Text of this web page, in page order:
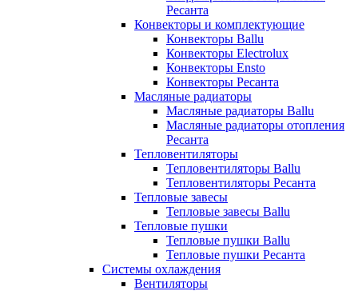
Ресанта
Конвекторы и комплектующие
Конвекторы Ballu
Конвекторы Electrolux
Конвекторы Ensto
Конвекторы Ресанта
Масляные радиаторы
Масляные радиаторы Ballu
Масляные радиаторы отопления
Ресанта
Тепловентиляторы
Тепловентиляторы Ballu
Тепловентиляторы Ресанта
Тепловые завесы
Тепловые завесы Ballu
Тепловые пушки
Тепловые пушки Ballu
Тепловые пушки Ресанта
Системы охлаждения
Вентиляторы